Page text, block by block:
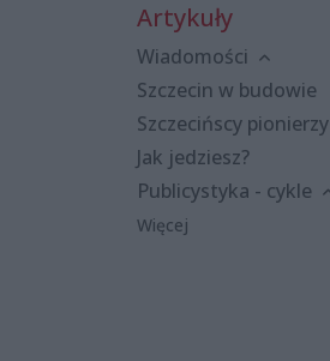
Artykuły
Wiadomości
Szczecin w budowie
Szczecińscy pionierzy
Jak jedziesz?
Publicystyka - cykle
Więcej